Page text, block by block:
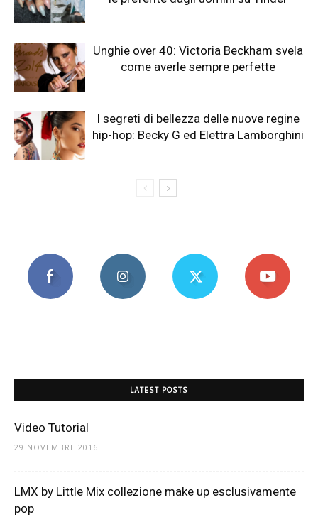
Unghie over 40: Victoria Beckham svela
come averle sempre perfette
I segreti di bellezza delle nuove regine
hip-hop: Becky G ed Elettra Lamborghini
LATEST POSTS
Video Tutorial
29 NOVEMBRE 2016
LMX by Little Mix collezione make up esclusivamente
pop